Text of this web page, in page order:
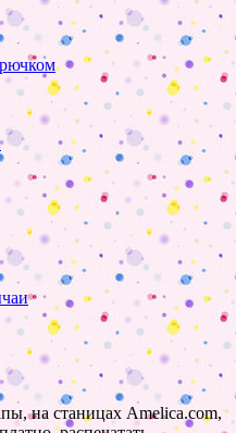
на станицах Amelica.com,